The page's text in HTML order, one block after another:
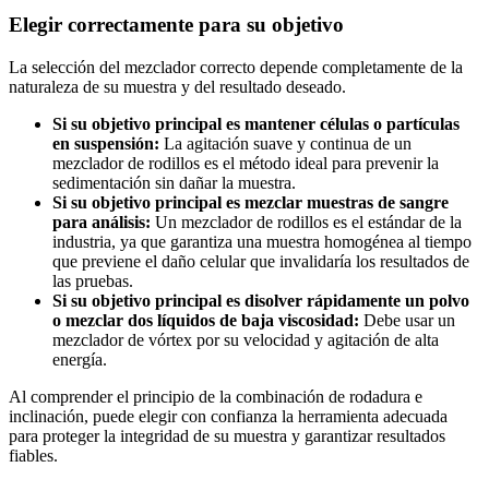
Elegir correctamente para su objetivo
La selección del mezclador correcto depende completamente de la
naturaleza de su muestra y del resultado deseado.
Si su objetivo principal es mantener células o partículas
en suspensión: La agitación suave y continua de un
mezclador de rodillos es el método ideal para prevenir la
sedimentación sin dañar la muestra.
Si su objetivo principal es mezclar muestras de sangre
para análisis: Un mezclador de rodillos es el estándar de la
industria, ya que garantiza una muestra homogénea al tiempo
que previene el daño celular que invalidaría los resultados de
las pruebas.
Si su objetivo principal es disolver rápidamente un polvo
o mezclar dos líquidos de baja viscosidad: Debe usar un
mezclador de vórtex por su velocidad y agitación de alta
energía.
Al comprender el principio de la combinación de rodadura e
inclinación, puede elegir con confianza la herramienta adecuada
para proteger la integridad de su muestra y garantizar resultados
fiables.